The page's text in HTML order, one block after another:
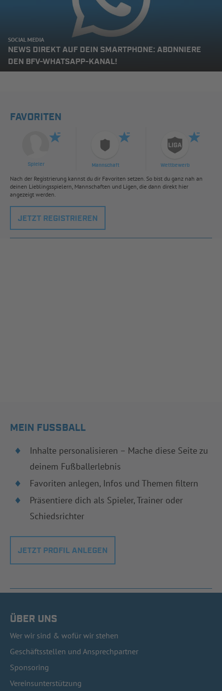
SOCIAL MEDIA
NEWS DIREKT AUF DEIN SMARTPHONE: ABONNIERE
DEN BFV-WHATSAPP-KANAL!
FAVORITEN
Spieler Mannschaft Wettbewerb
Nach der Registrierung kannst du dir Favoriten setzen. So bist du ganz nah an
deinen Lieblingsspielern, Mannschaften und Ligen, die dann direkt hier
angezeigt werden.
JETZT REGISTRIEREN
MEIN FUSSBALL
Inhalte personalisieren – Mache diese Seite zu
deinem Fußballerlebnis
Favoriten anlegen, Infos und Themen filtern
Präsentiere dich als Spieler, Trainer oder
Schiedsrichter
JETZT PROFIL ANLEGEN
ÜBER UNS
Wer wir sind & wofür wir stehen
Geschäftsstellen und Ansprechpartner
Sponsoring
Vereinsunterstützung